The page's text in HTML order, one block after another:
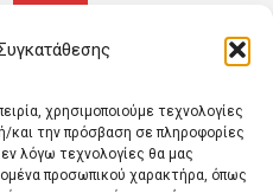
χρησιμοποιούμε τεχνολογίες
και την πρόσβαση σε πληροφορίες
λόγω τεχνολογίες θα μας
προσωπικού χαρακτήρα, όπως
ΚΟΣΜΟΣ
«Ο εχθρός του εχθρού
μου» – Το φαινόμενο
ψυχόδραμα στη...